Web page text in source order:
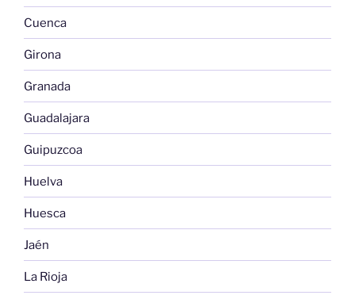
Cuenca
Girona
Granada
Guadalajara
Guipuzcoa
Huelva
Huesca
Jaén
La Rioja